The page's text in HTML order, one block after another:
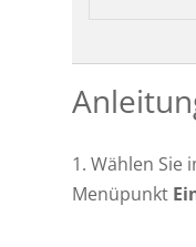
1. Wählen Sie
Menüpunkt